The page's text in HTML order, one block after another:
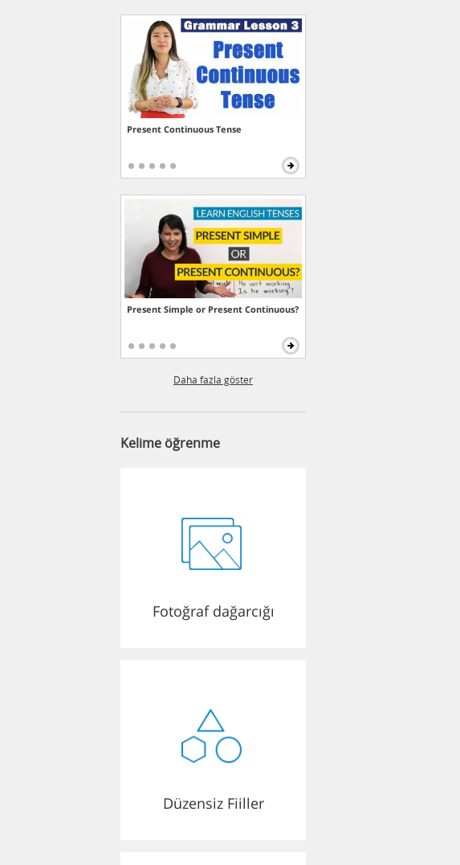
Present Continuous Tense
Present Simple or Present Continuous?
Daha fazla göster
Kelime öğrenme
Fotoğraf dağarcığı
Düzensiz Fiiller